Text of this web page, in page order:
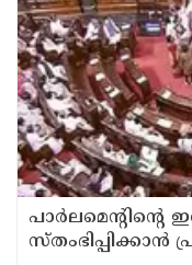
സ്തംഭിപ്പിക്കാന്‍